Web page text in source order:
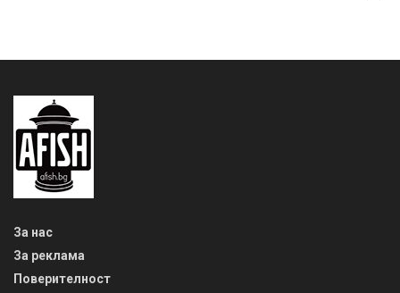
За нас
За реклама
Поверителност